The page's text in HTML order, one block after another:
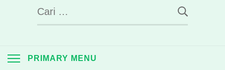
Cari
untuk:
PRIMARY MENU